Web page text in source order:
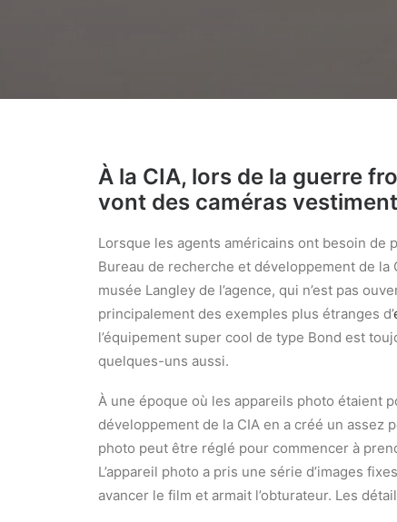
À la CIA, lors de la guerre
vont des caméras
Lorsque les agents américains ont besoin de
Bureau de recherche et développement de
musée Langley de l’agence, qui n’est pas
principalement des exemples plus étranges d’
l’équipement super cool de type Bond est
quelques-uns aussi.
À une époque où les appareils photo étaient
développement de la CIA en a créé un assez
photo peut être réglé pour commencer à
L’appareil photo a pris une série d’images
avancer le film et armait l’obturateur. Les